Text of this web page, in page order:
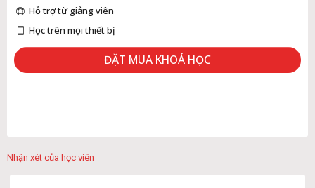
Hỗ trợ từ giảng viên
Học trên mọi thiết bị
ĐẶT MUA KHOÁ HỌC
Nhận xét của học viên